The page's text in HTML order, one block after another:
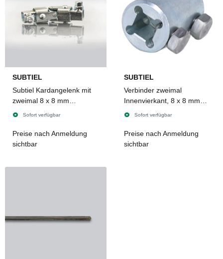
SUBTIEL
Subtiel Kardangelenk mit
zweimal 8 x 8 mm
Innenvierkant
Sofort verfügbar
Preise nach Anmeldung
sichtbar
SUBTIEL
Verbinder zweimal
Innenvierkant, 8 x 8 mm
mit Befestigungsschraube
Sofort verfügbar
Preise nach Anmeldung
sichtbar